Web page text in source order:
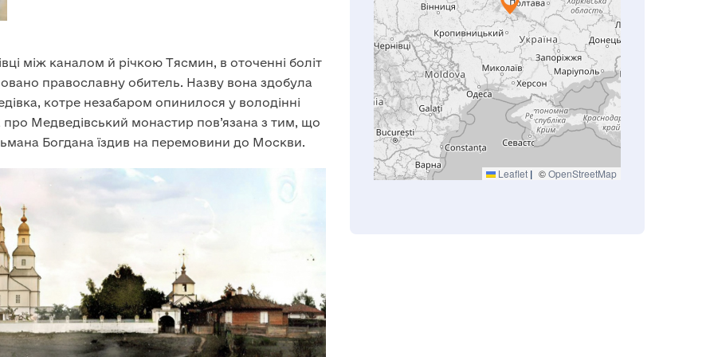
між каналом й річкою Тясмин, в оточенні боліт
православну обитель. Назву вона здобула
котре незабаром опинилося у володінні
Медведівський монастир пов’язана з тим, що
Богдана їздив на перемовини до Москви.
Leaflet | ©OpenStreetMap